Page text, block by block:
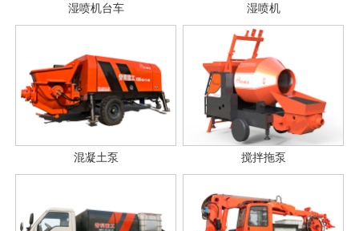
湿喷机台车 湿喷机
混凝土泵 搅拌拖泵